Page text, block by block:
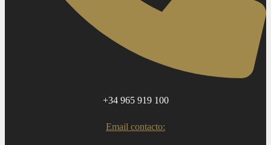
+34 965 919 100
Email contacto: